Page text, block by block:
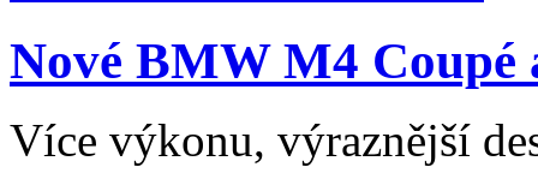
Nové BMW M4
Více výkonu, výraznější